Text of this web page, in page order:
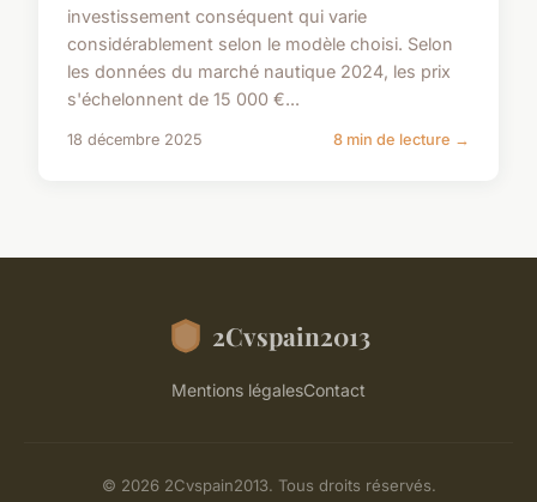
investissement conséquent qui varie
considérablement selon le modèle choisi. Selon
les données du marché nautique 2024, les prix
s'échelonnent de 15 000 €...
18 décembre 2025 8 min de lecture →
2Cvspain2013
Mentions légalesContact
© 2026 2Cvspain2013. Tous droits réservés.